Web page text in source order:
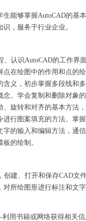
生能够掌握AutoCAD的基
，服务于行业企业。
、认识AutoCAD的工作界
点在绘图中的作用和点的
含义，初步掌握多段线和
。学会复制和删除对象
旋转和对齐的基本方法
进行图案填充的方法。掌
字的输入和编辑方法，通
的绘制。
创建、打开和保存CAD文
所绘图形进行标注和文
用书籍或网络获得相关